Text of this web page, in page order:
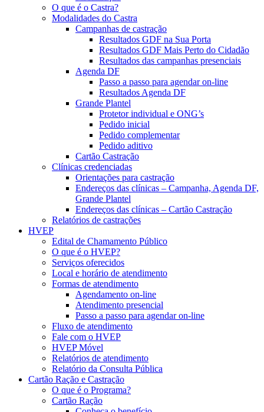
O que é o Castra?
Modalidades do Castra
Campanhas de castração
Resultados GDF na Sua Porta
Resultados GDF Mais Perto do Cidadão
Resultados das campanhas presenciais
Agenda DF
Passo a passo para agendar on-line
Resultados Agenda DF
Grande Plantel
Protetor individual e ONG’s
Pedido inicial
Pedido complementar
Pedido aditivo
Cartão Castração
Clínicas credenciadas
Orientações para castração
Endereços das clínicas – Campanha, Agenda DF,
Grande Plantel
Endereços das clínicas – Cartão Castração
Relatórios de castrações
HVEP
Edital de Chamamento Público
O que é o HVEP?
Serviços oferecidos
Local e horário de atendimento
Formas de atendimento
Agendamento on-line
Atendimento presencial
Passo a passo para agendar on-line
Fluxo de atendimento
Fale com o HVEP
HVEP Móvel
Relatórios de atendimento
Relatório da Consulta Pública
Cartão Ração e Castração
O que é o Programa?
Cartão Ração